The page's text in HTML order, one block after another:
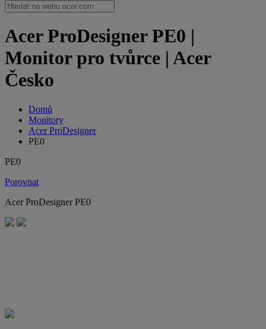
Acer ProDesigner PE0 |
Monitor pro tvůrce | Acer
Česko
Domů
Monitory
Acer ProDesigner
PE0
PE0
Porovnat
Acer ProDesigner PE0